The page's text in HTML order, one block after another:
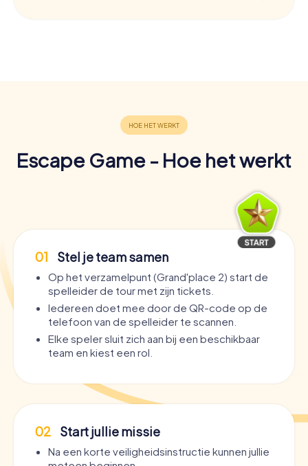
Escape Game - Hoe het werkt
01 Stel je team samen
Op het verzamelpunt (Grand'place 2) start de
spelleider de tour met zijn tickets.
Iedereen doet mee door de QR-code op de
telefoon van de spelleider te scannen.
Elke speler sluit zich aan bij een beschikbaar
team en kiest een rol.
02 Start jullie missie
Na een korte veiligheidsinstructie kunnen jullie